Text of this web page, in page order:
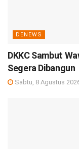
DENEWS
DKKC Sambut
Segera Dibangun
Sabtu, 8 Agustus